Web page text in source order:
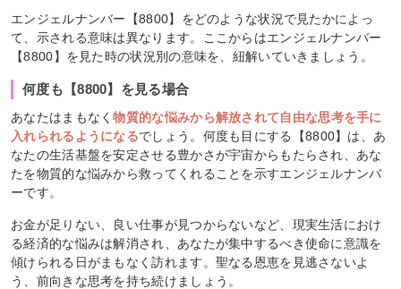
エンジェルナンバー【8800】をどのような状況で見たかによっ
て、示される意味は異なります。ここからはエンジェルナンバー
【8800】を見た時の状況別の意味を、紐解いていきましょう。
何度も【8800】を見る場合
あなたはまもなく物質的な悩みから解放されて自由な思考を手に
入れられるようになるでしょう。何度も目にする【8800】は、あ
なたの生活基盤を安定させる豊かさが宇宙からもたらされ、あな
たを物質的な悩みから救ってくれることを示すエンジェルナンバ
ーです。
お金が足りない、良い仕事が見つからないなど、現実生活におけ
る経済的な悩みは解消され、あなたが集中するべき使命に意識を
傾けられる日がまもなく訪れます。聖なる恩恵を見逃さないよ
う、前向きな思考を持ち続けましょう。